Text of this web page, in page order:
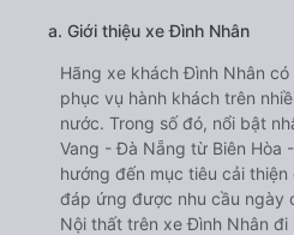
a. Giới thiệu xe Đình Nhân
Hãng xe khách Đình Nhân
phục vụ hành khách trên
nước. Trong số đó, nổi bật
Vang - Đà Nẵng từ Biên Hòa
hướng đến mục tiêu cải
đáp ứng được nhu cầu ngày
Nội thất trên xe Đình Nhân